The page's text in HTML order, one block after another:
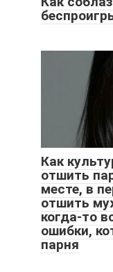
Как
отшить
месте, в
отшить
когда-то
ошибки,
парня